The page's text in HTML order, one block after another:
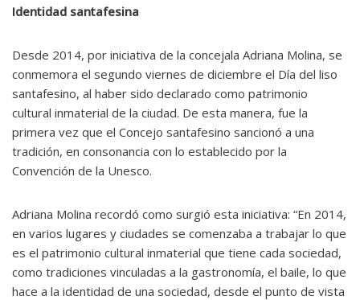
Identidad santafesina
Desde 2014, por iniciativa de la concejala Adriana Molina, se
conmemora el segundo viernes de diciembre el Día del liso
santafesino, al haber sido declarado como patrimonio
cultural inmaterial de la ciudad. De esta manera, fue la
primera vez que el Concejo santafesino sancionó a una
tradición, en consonancia con lo establecido por la
Convención de la Unesco.
Adriana Molina recordó como surgió esta iniciativa: “En 2014,
en varios lugares y ciudades se comenzaba a trabajar lo que
es el patrimonio cultural inmaterial que tiene cada sociedad,
como tradiciones vinculadas a la gastronomía, el baile, lo que
hace a la identidad de una sociedad, desde el punto de vista